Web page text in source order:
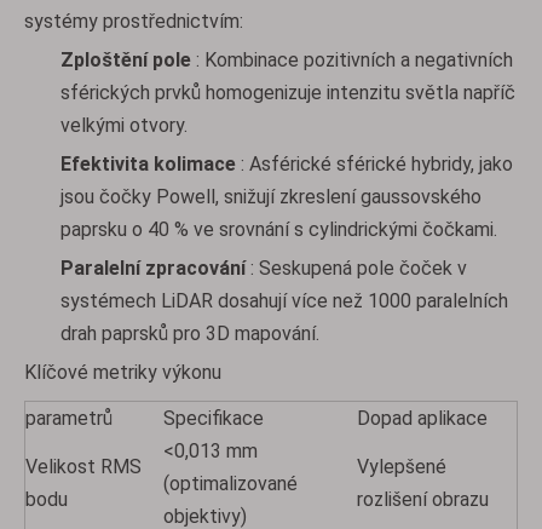
systémy prostřednictvím:
Zploštění pole : Kombinace pozitivních a negativních
sférických prvků homogenizuje intenzitu světla napříč
velkými otvory.
Efektivita kolimace : Asférické sférické hybridy, jako
jsou čočky Powell, snižují zkreslení gaussovského
paprsku o 40 % ve srovnání s cylindrickými čočkami.
Paralelní zpracování: Seskupená pole čoček v
systémech LiDAR dosahují více než 1000 paralelních
drah paprsků pro 3D mapování.
Klíčové metriky výkonu
parametrů
Specifikace Dopad aplikace
Velikost RMS
bodu
<0,013 mm
(optimalizované
objektivy)
Vylepšené
rozlišení obrazu